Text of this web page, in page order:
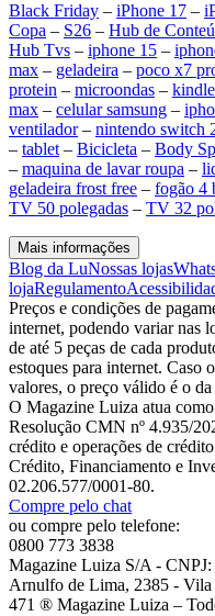
Black Friday – iPhone 17 –
Copa – S26 – Hub de
Hub Tvs – iphone 15 –
max – geladeira – poco x7
protein – microondas – kindle
max – celular samsung –
ventilador– nintendo switch
– tablet – Bicicleta – Body
– maquina de lavar roupa –
geladeira frost free – fogão 4
TV 50 polegadas – TV 32
Mais informações
Blog da LuNossas lojas
lojaRegulamento
Preços e condições de
internet, podendo variar nas
de até 5 peças de cada
estoques para internet. Caso
valores, o preço válido é o da
O Magazine Luiza atua
Resolução CMN nº 4.935/
crédito e operações de
Crédito, Financiamento e
02.206.577/0001-80.
Compre pelo chat
ou compre pelo telefone:
0800 773 3838
Magazine Luiza S/A -
Arnulfo de Lima, 2385 - Vila
471 ® Magazine Luiza –